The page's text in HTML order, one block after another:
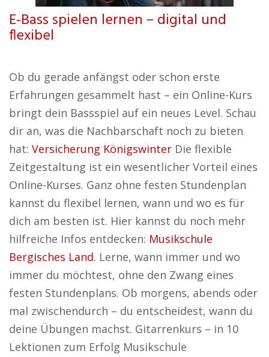
E-Bass spielen lernen – digital und
flexibel
Ob du gerade anfängst oder schon erste
Erfahrungen gesammelt hast – ein Online-Kurs
bringt dein Bassspiel auf ein neues Level. Schau
dir an, was die Nachbarschaft noch zu bieten
hat: Versicherung Königswinter Die flexible
Zeitgestaltung ist ein wesentlicher Vorteil eines
Online-Kurses. Ganz ohne festen Stundenplan
kannst du flexibel lernen, wann und wo es für
dich am besten ist. Hier kannst du noch mehr
hilfreiche Infos entdecken: Musikschule
Bergisches Land. Lerne, wann immer und wo
immer du möchtest, ohne den Zwang eines
festen Stundenplans. Ob morgens, abends oder
mal zwischendurch – du entscheidest, wann du
deine Übungen machst. Gitarrenkurs – in 10
Lektionen zum Erfolg Musikschule